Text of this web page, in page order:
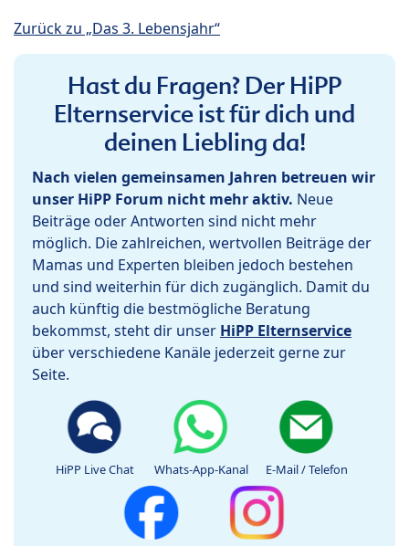
Zurück zu „Das 3. Lebensjahr“
Hast du Fragen? Der HiPP
Elternservice ist für dich und
deinen Liebling da!
Nach vielen gemeinsamen Jahren betreuen wir
unser HiPP Forum nicht mehr aktiv. Neue
Beiträge oder Antworten sind nicht mehr
möglich. Die zahlreichen, wertvollen Beiträge der
Mamas und Experten bleiben jedoch bestehen
und sind weiterhin für dich zugänglich. Damit du
auch künftig die bestmögliche Beratung
bekommst, steht dir unser HiPP Elternservice
über verschiedene Kanäle jederzeit gerne zur
Seite.
HiPP Live Chat Whats-App-Kanal E-Mail / Telefon